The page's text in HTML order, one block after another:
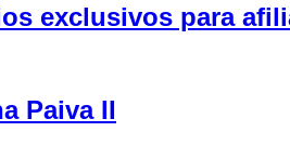
exclusivos para
Paiva II